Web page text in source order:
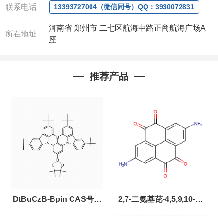
联系电话 13393727064（微信同号）QQ：3930072831
所在地址
河南省 郑州市 二七区航海中路正商航海广场A
座
推荐产品
DtBuCzB-Bpin CAS号： 2,7-二氨基芘-4,5,9,10-四